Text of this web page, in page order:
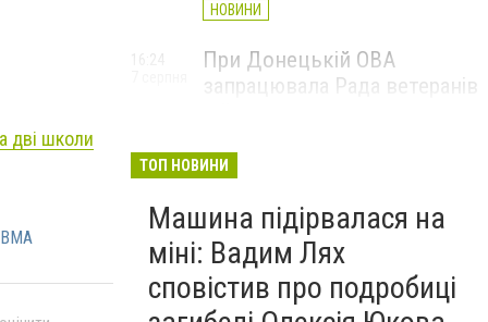
дві школи
ВМА
НОВИНИ
При Донецькій ОВА
запрацювала Рада ветеранів
ТОП НОВИНИ
Машина підірвалася на
міні: Вадим Лях
сповістив про подробиці